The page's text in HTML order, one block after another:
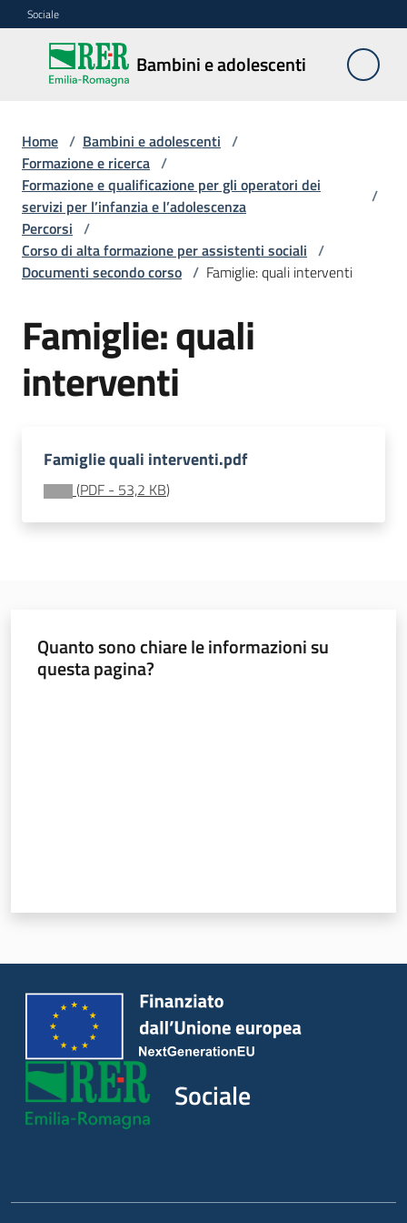
Vai al contenuto
Vai alla navigazione
Vai al footer
Sociale
Bambini e adolescenti
Bambini e
adolescenti
Accoglienza,
tutela
e
sostegno
Centri
estivi
e
Formazione
ricerca
Nidi
Servizi
Leggi Atti Bandi
Piani Programmi
Home / Bambini e adolescenti /
Formazione e ricerca /
Formazione e qualificazione per gli operatori dei
servizi per l’infanzia e l’adolescenza
/
Percorsi /
Corso di alta formazione per assistenti sociali /
Documenti secondo corso / Famiglie: quali interventi
Famiglie: quali
interventi
Famiglie quali interventi.pdf
(PDF - 53,2 KB)
Quanto sono chiare le informazioni su
questa pagina?
Sociale